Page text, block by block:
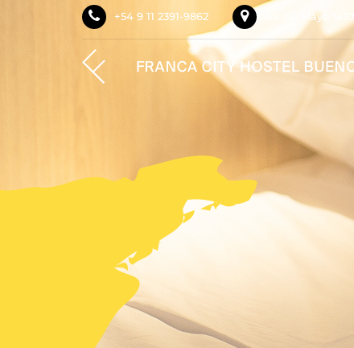
+54 9 11 2391-9862 Av. de Mayo